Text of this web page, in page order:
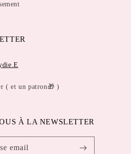
( et un patron🎁 )
À LA NEWSLETTER
email